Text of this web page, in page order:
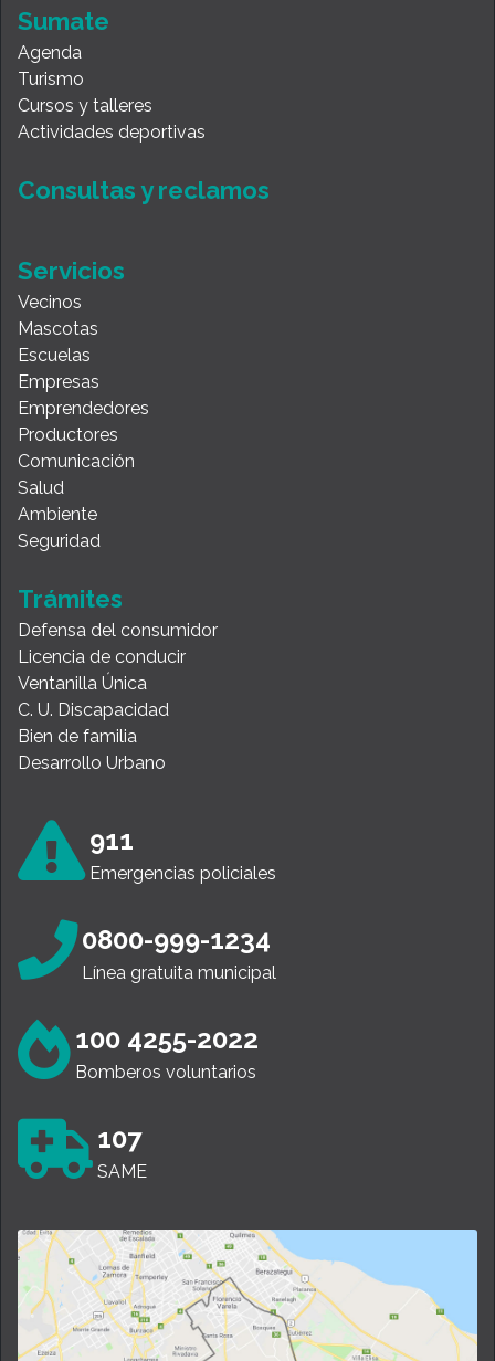
Sumate
Agenda
Turismo
Cursos y talleres
Actividades deportivas
Consultas y reclamos
Servicios
Vecinos
Mascotas
Escuelas
Empresas
Emprendedores
Productores
Comunicación
Salud
Ambiente
Seguridad
Trámites
Defensa del consumidor
Licencia de conducir
Ventanilla Única
C. U. Discapacidad
Bien de familia
Desarrollo Urbano
911
Emergencias policiales
0800-999-1234
Línea gratuita municipal
100 4255-2022
Bomberos voluntarios
107
SAME